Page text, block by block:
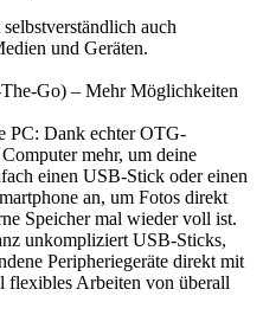
auch
und Geräten.
Go) – Mehr Möglichkeiten
PC: Dank echter OTG-
mehr, um deine
einen USB-Stick oder einen
an, um Fotos direkt
Speicher mal wieder voll ist.
unkompliziert USB-Sticks,
Peripheriegeräte direkt mit
flexibles Arbeiten von überall